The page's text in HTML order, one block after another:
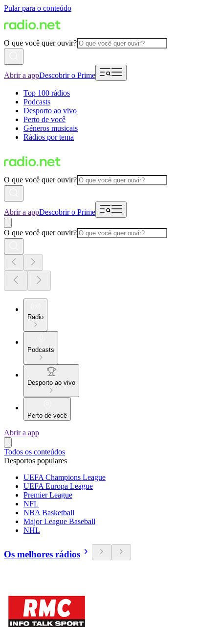
Pular para o conteúdo
O que você quer ouvir?
Abrir a appDescobrir o Prime
Top 100 rádios
Podcasts
Desporto ao vivo
Perto de você
Géneros musicais
Rádios por tema
O que você quer ouvir?
Abrir a appDescobrir o Prime
O que você quer ouvir?
Rádio
Podcasts
Desporto ao vivo
Perto de você
Abrir a app
Todos os conteúdos
Desportos populares
UEFA Champions League
UEFA Europa League
Premier League
NFL
NBA Basketball
Major League Baseball
NHL
Os melhores rádios